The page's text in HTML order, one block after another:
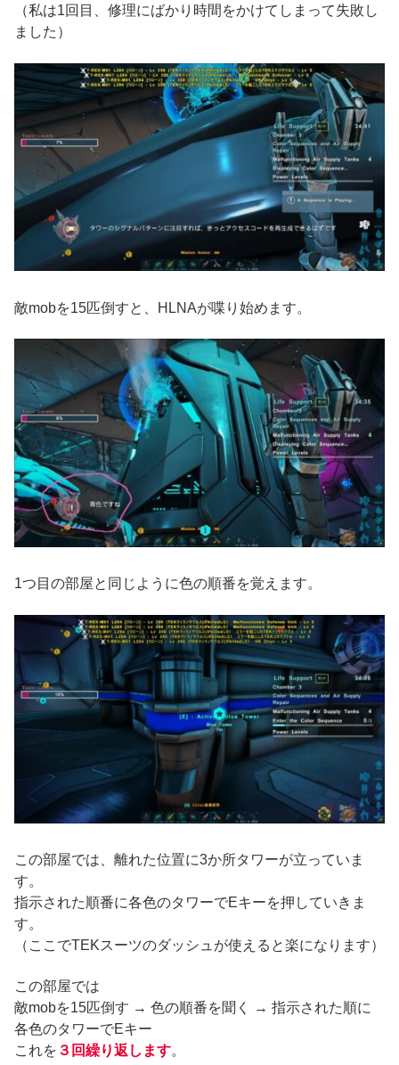
（私は1回目、修理にばかり時間をかけてしまって失敗し
ました）
敵mobを15匹倒すと、HLNAが喋り始めます。
1つ目の部屋と同じように色の順番を覚えます。
この部屋では、離れた位置に3か所タワーが立っていま
す。
指示された順番に各色のタワーでEキーを押していきま
す。
（ここでTEKスーツのダッシュが使えると楽になります）
この部屋では
敵mobを15匹倒す → 色の順番を聞く → 指示された順に
各色のタワーでEキー
これを ３回繰り返します。